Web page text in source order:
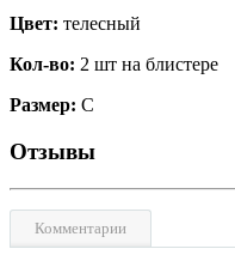
Цвет: телесный
Кол-во: 2 шт на блистере
Размер: С
Отзывы
Комментарии